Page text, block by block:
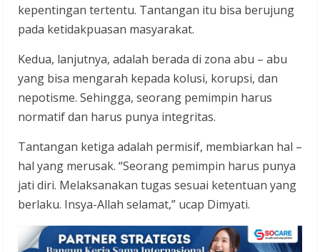
kepentingan tertentu. Tantangan itu bisa berujung
pada ketidakpuasan masyarakat.
Kedua, lanjutnya, adalah berada di zona abu – abu
yang bisa mengarah kepada kolusi, korupsi, dan
nepotisme. Sehingga, seorang pemimpin harus
normatif dan harus punya integritas.
Tantangan ketiga adalah permisif, membiarkan hal –
hal yang merusak. “Seorang pemimpin harus punya
jati diri. Melaksanakan tugas sesuai ketentuan yang
berlaku. Insya-Allah selamat,” ucap Dimyati.